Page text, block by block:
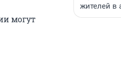
могут
жителей в